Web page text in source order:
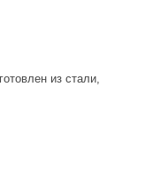
из стали,